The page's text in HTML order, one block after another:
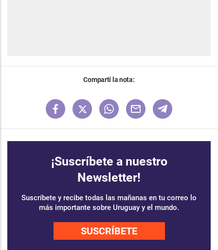
Compartí la nota:
¡Suscríbete a nuestro
Newsletter!
Suscríbete y recibe todas las mañanas en tu correo lo
más importante sobre Uruguay y el mundo.
SUSCRÍBETE